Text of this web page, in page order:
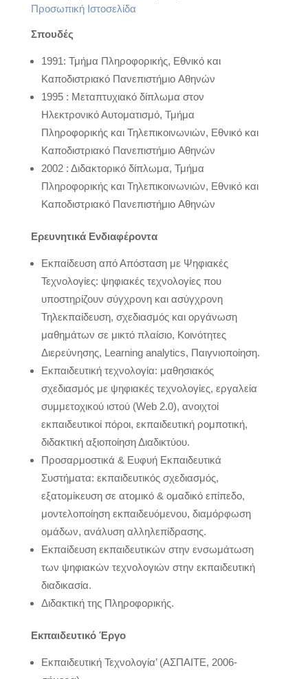
Προσωπική Ιστοσελίδα
Σπουδές
1991: Τμήμα Πληροφορικής, Εθνικό και
Καποδιστριακό Πανεπιστήμιο Aθηνών
1995 : Μεταπτυχιακό δίπλωμα στον
Ηλεκτρονικό Αυτοματισμό, Τμήμα
Πληροφορικής και Τηλεπικοινωνιών, Εθνικό και
Καποδιστριακό Πανεπιστήμιο Aθηνών
2002 : Διδακτορικό δίπλωμα, Τμήμα
Πληροφορικής και Τηλεπικοινωνιών, Εθνικό και
Καποδιστριακό Πανεπιστήμιο Aθηνών
Ερευνητικά Ενδιαφέροντα
Εκπαίδευση από Απόσταση με Ψηφιακές
Τεχνολογίες: ψηφιακές τεχνολογίες που
υποστηρίζουν σύγχρονη και ασύγχρονη
Τηλεκπαίδευση, σχεδιασμός και οργάνωση
μαθημάτων σε μικτό πλαίσιο, Κοινότητες
Διερεύνησης, Learning analytics, Παιγνιοποίηση.
Εκπαιδευτική τεχνολογία: μαθησιακός
σχεδιασμός με ψηφιακές τεχνολογίες, εργαλεία
συμμετοχικού ιστού (Web 2.0), ανοιχτοί
εκπαιδευτικοί πόροι, εκπαιδευτική ρομποτική,
διδακτική αξιοποίηση Διαδικτύου.
Προσαρμοστικά & Ευφυή Εκπαιδευτικά
Συστήματα: εκπαιδευτικός σχεδιασμός,
εξατομίκευση σε ατομικό & ομαδικό επίπεδο,
μοντελοποίηση εκπαιδευόμενου, διαμόρφωση
ομάδων, ανάλυση αλληλεπίδρασης.
Εκπαίδευση εκπαιδευτικών στην ενσωμάτωση
των ψηφιακών τεχνολογιών στην εκπαιδευτική
διαδικασία.
Διδακτική της Πληροφορικής.
Εκπαιδευτικό Έργο
Εκπαιδευτική Τεχνολογία’ (ΑΣΠΑΙΤΕ, 2006-